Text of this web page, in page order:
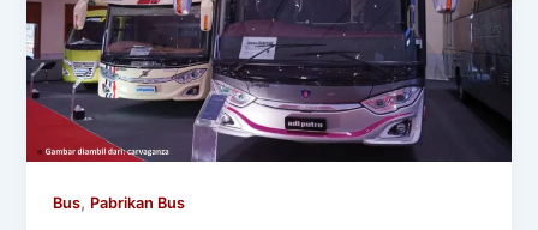
Bus, Pabrikan Bus